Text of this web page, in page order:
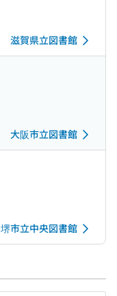
滋賀県立図書館
大阪市立図書館
堺市立中央図書館